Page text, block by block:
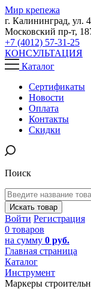
Мир крепежа
г. Калининград, ул.
Московский пр-т,
+7 (4012) 57-31-25
КОНСУЛЬТАЦИЯ
Каталог
Сертификаты
Новости
Оплата
Контакты
Скидки
Поиск
Искать товар
Войти Регистрация
0 товаров
на сумму 0 руб.
Главная страница
Каталог
Инструмент
Маркеры